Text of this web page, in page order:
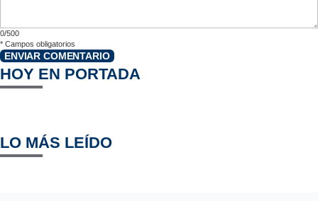
0/500
* Campos obligatorios
ENVIAR COMENTARIO
HOY EN PORTADA
LO MÁS LEÍDO